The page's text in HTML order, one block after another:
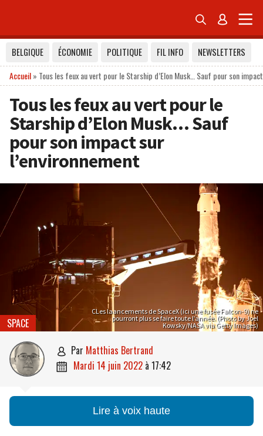
 
BELGIQUE ÉCONOMIE POLITIQUE FIL INFO
NEWSLETTERS
Accueil» Tous les feux au vert pour le Starship d’Elon Musk… Sauf pour son
Tous les feux au vert pour le
Starship d’Elon Musk… Sauf
pour son impact sur
l’environnement
CLes laancements de SpaceX (ici une fusée Falcon-9) ne
pourront plus se faire toute l’année. (Photo by Joel
Kowsky/NASA via Getty Images)
SPACE
 par Matthias Bertrand
 mardi 14 juin 2022 à 17:42
Lire à voix haute